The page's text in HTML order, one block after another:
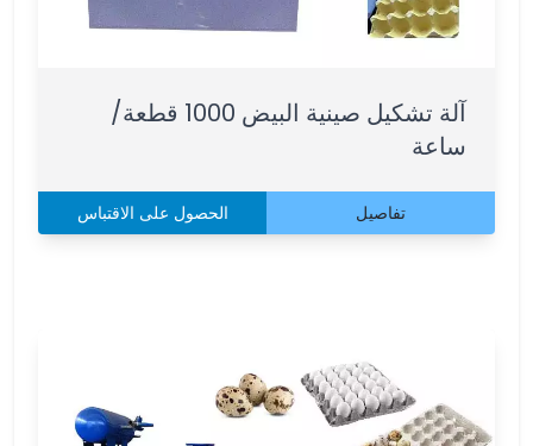
آلة تشكيل صينية البيض 1000 قطعة/
ساعة
تفاصيل الحصول على الاقتباس